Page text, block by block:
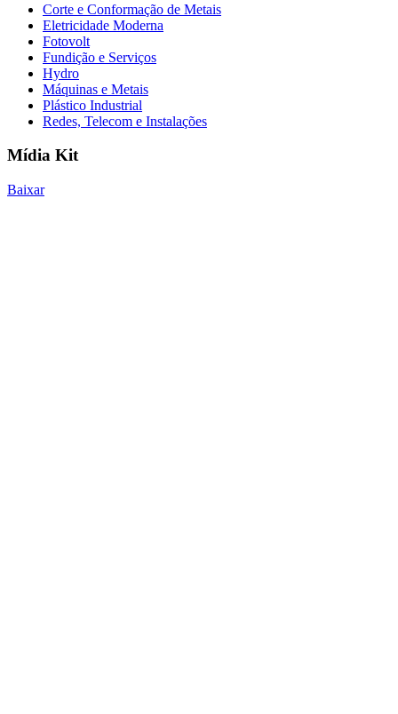
Corte e Conformação de Metais
Eletricidade Moderna
Fotovolt
Fundição e Serviços
Hydro
Máquinas e Metais
Plástico Industrial
Redes, Telecom e Instalações
Mídia Kit
Baixar